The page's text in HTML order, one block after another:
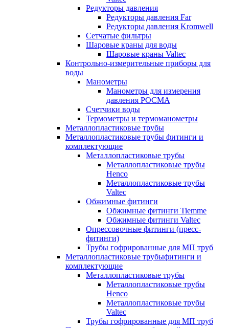
Редукторы давления
Редукторы давления Far
Редукторы давления Kromwell
Сетчатые фильтры
Шаровые краны для воды
Шаровые краны Valtec
Контрольно-измерительные приборы для
воды
Манометры
Манометры для измерения
давления РОСМА
Счетчики воды
Термометры и термоманометры
Металлопластиковые трубы
Металлопластиковые трубы фитинги и
комплектующие
Металлопластиковые трубы
Металлопластиковые трубы
Henco
Металлопластиковые трубы
Valtec
Обжимные фитинги
Обжимные фитинги Tiemme
Обжимные фитинги Valtec
Опрессовочные фитинги (пресс-
фитинги)
Трубы гофрированные для МП труб
Металлопластиковые трубыфитинги и
комплектующие
Металлопластиковые трубы
Металлопластиковые трубы
Henco
Металлопластиковые трубы
Valtec
Трубы гофрированные для МП труб